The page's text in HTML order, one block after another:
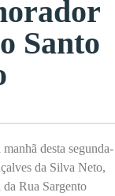
Santo
desta segunda-
da Silva Neto,
Rua Sargento